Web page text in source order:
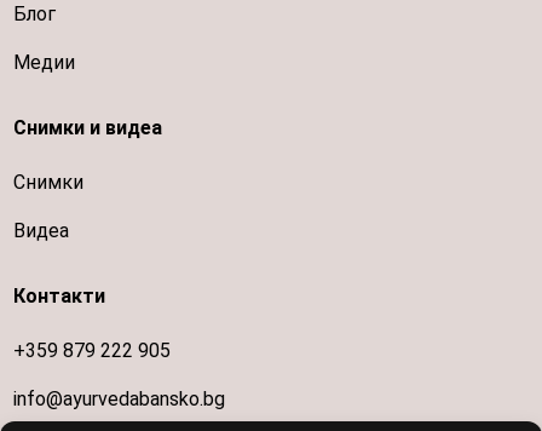
Блог
Медии
Снимки и видеа
Снимки
Видеа
Контакти
+359 879 222 905
info@ayurvedabansko.bg